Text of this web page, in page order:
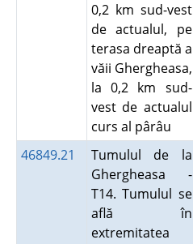
0,2 km sud-vest
de actualul, pe
terasa dreaptă a
văii Ghergheasa,
la 0,2 km sud-
vest de actualul
curs al pârâu
46849.21
Tumulul de la
Ghergheasa -
T14. Tumulul se
află în
extremitatea